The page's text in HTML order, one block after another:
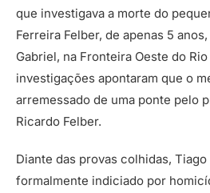
que investigava a morte do
Ferreira Felber, de apenas 5
Gabriel, na Fronteira Oeste do
investigações apontaram que o
arremessado de uma ponte pelo
Ricardo Felber.
Diante das provas colhidas,
formalmente indiciado por